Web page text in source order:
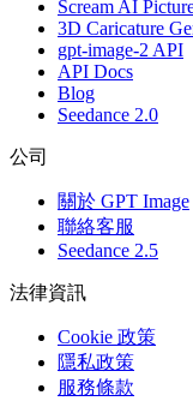
Scream AI
3D Caricature
gpt-image-2 API
API Docs
Blog
Seedance 2.0
公司
關於 GPT Image
聯絡客服
Seedance 2.5
法律資訊
Cookie 政策
隱私政策
服務條款